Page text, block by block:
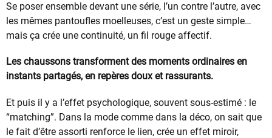
Se poser ensemble devant une série, l’un contre l’autre, avec
les mêmes pantoufles moelleuses, c’est un geste simple…
mais ça crée une continuité, un fil rouge affectif.
Les chaussons transforment des moments ordinaires en
instants partagés, en repères doux et rassurants.
Et puis il y a l’effet psychologique, souvent sous-estimé : le
“matching”. Dans la mode comme dans la déco, on sait que
le fait d’être assorti renforce le lien, crée un effet miroir,